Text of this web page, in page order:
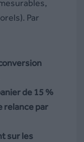
Par
de 15 %
relance par
sur les